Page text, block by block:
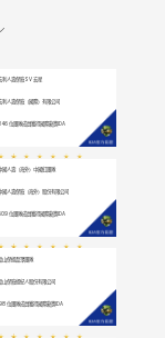
利人壽保險SV 宏星
利人壽保險（國際）有限公司
位團隊成員獲得國際龍獎IDA
國人壽（海外）中國紅團隊
國人壽保險（海外）股份有限公司
位團隊成員獲得國際龍獎IDA
山保經磊眾團隊
山保險經紀人股份有限公司
位團隊成員獲得國際龍獎IDA